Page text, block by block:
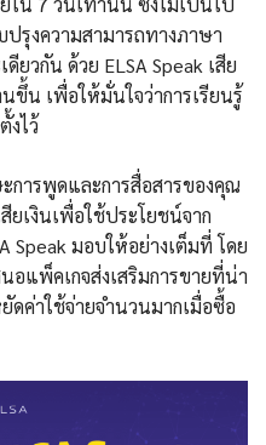
รุงความสามารถทางภาษา
ยวกัน ด้วย ELSA Speak เสีย
ขึ้น เพื่อให้มั่นใจว่าการเรียนรู้
งไว้
ารพูดและการสื่อสารของคุณ
ยเงินเพื่อใช้ประโยชน์จาก
มอบให้อย่างเต็มที่ โดย
นอแพ็คเกจส่งเสริมการขายที่น่า
ค่าใช้จ่ายจำนวนมากเมื่อซื้อ